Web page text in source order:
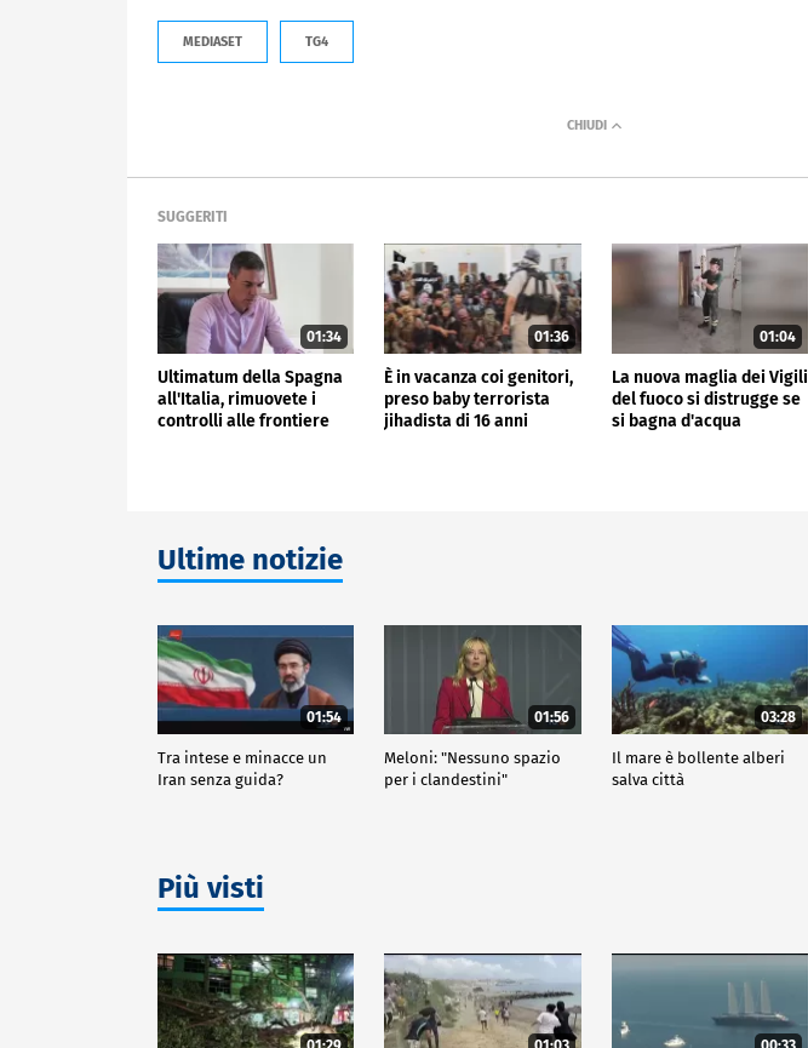
MEDIASET TG4
SUGGERITI
01:34
Ultimatum della Spagna
all'Italia, rimuovete i
controlli alle frontiere
01:36
È in vacanza coi genitori,
preso baby terrorista
jihadista di 16 anni
01:04
La nuova maglia dei Vigili
del fuoco si distrugge se
si bagna d'acqua
Ultime notizie
01:54
Tra intese e minacce un
Iran senza guida?
01:56
Meloni: "Nessuno spazio
per i clandestini"
03:28
Il mare è bollente alberi
salva città
Più visti